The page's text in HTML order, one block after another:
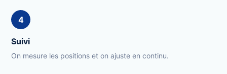
4
Suivi
On mesure les positions et on ajuste en continu.